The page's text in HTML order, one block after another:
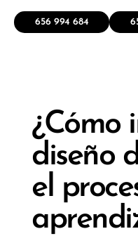
656 994 684
¿Cómo
diseño
el